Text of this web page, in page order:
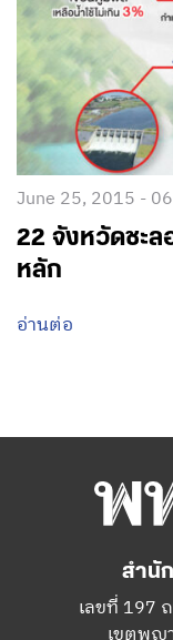
June 25, 2015 -
22 จังหวัดชะล
หลัก
อ่านต่อ
สำนั
เลขที่ 197